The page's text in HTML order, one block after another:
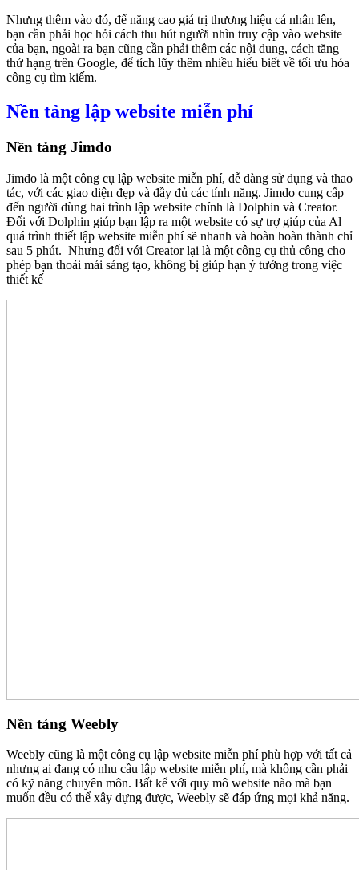
Nhưng thêm vào đó, để năng cao giá trị thương hiệu cá nhân lên,
bạn cần phải học hỏi cách thu hút người nhìn truy cập vào website
của bạn, ngoài ra bạn cũng cần phải thêm các nội dung, cách tăng
thứ hạng trên Google, để tích lũy thêm nhiều hiểu biết về tối ưu hóa
công cụ tìm kiếm.
Nền tảng lập website miễn phí
Nền tảng Jimdo
Jimdo là một công cụ lập website miễn phí, dễ dàng sử dụng và thao
tác, với các giao diện đẹp và đầy đủ các tính năng. Jimdo cung cấp
đến người dùng hai trình lập website chính là Dolphin và Creator.
Đối với Dolphin giúp bạn lập ra một website có sự trợ giúp của Al
quá trình thiết lập website miễn phí sẽ nhanh và hoàn hoàn thành chỉ
sau 5 phút. Nhưng đối với Creator lại là một công cụ thủ công cho
phép bạn thoải mái sáng tạo, không bị giúp hạn ý tưởng trong việc
thiết kế
Nền tảng Weebly
Weebly cũng là một công cụ lập website miễn phí phù hợp với tất cả
nhưng ai đang có nhu cầu lập website miễn phí, mà không cần phải
có kỹ năng chuyên môn. Bất kể với quy mô website nào mà bạn
muốn đều có thể xây dựng được, Weebly sẽ đáp ứng mọi khả năng.